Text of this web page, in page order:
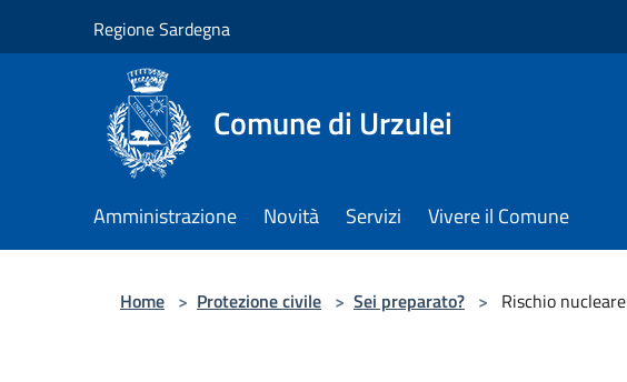
Regione Sardegna
Comune di Urzulei
Amministrazione Novità Servizi Vivere il Comune
Home > Protezione civile > Sei preparato? > Rischio nucleare